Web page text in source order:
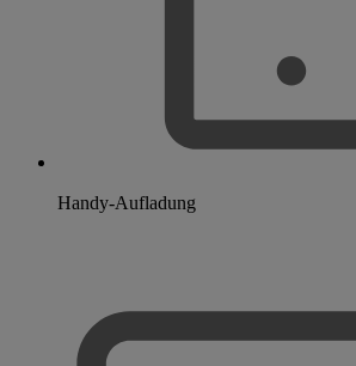
Handy-Aufladung